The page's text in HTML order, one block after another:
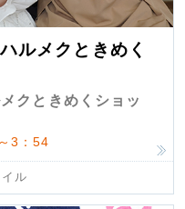
ルメクときめく
クときめくショッ
3：54
ル